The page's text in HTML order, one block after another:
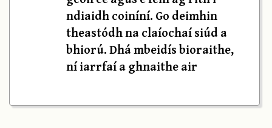
ndiaidh coiníní. Go deimhin
theastódh na claíochaí siúd a
bhiorú. Dhá mbeidís bioraithe,
ní iarrfaí a ghnaithe air